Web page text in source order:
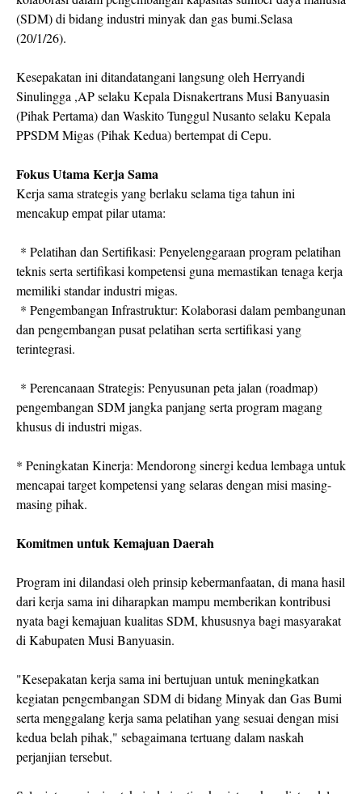
(SDM) di bidang industri minyak dan gas bumi.Selasa
(20/1/26).
Kesepakatan ini ditandatangani langsung oleh Herryandi
Sinulingga ,AP selaku Kepala Disnakertrans Musi Banyuasin
(Pihak Pertama) dan Waskito Tunggul Nusanto selaku Kepala
PPSDM Migas (Pihak Kedua) bertempat di Cepu.
Fokus Utama Kerja Sama
Kerja sama strategis yang berlaku selama tiga tahun ini
mencakup empat pilar utama:
* Pelatihan dan Sertifikasi: Penyelenggaraan program pelatihan
teknis serta sertifikasi kompetensi guna memastikan tenaga kerja
memiliki standar industri migas.
* Pengembangan Infrastruktur: Kolaborasi dalam pembangunan
dan pengembangan pusat pelatihan serta sertifikasi yang
terintegrasi.
* Perencanaan Strategis: Penyusunan peta jalan (roadmap)
pengembangan SDM jangka panjang serta program magang
khusus di industri migas.
* Peningkatan Kinerja: Mendorong sinergi kedua lembaga untuk
mencapai target kompetensi yang selaras dengan misi masing-
masing pihak.
Komitmen untuk Kemajuan Daerah
Program ini dilandasi oleh prinsip kebermanfaatan, di mana hasil
dari kerja sama ini diharapkan mampu memberikan kontribusi
nyata bagi kemajuan kualitas SDM, khususnya bagi masyarakat
di Kabupaten Musi Banyuasin.
"Kesepakatan kerja sama ini bertujuan untuk meningkatkan
kegiatan pengembangan SDM di bidang Minyak dan Gas Bumi
serta menggalang kerja sama pelatihan yang sesuai dengan misi
kedua belah pihak," sebagaimana tertuang dalam naskah
perjanjian tersebut.